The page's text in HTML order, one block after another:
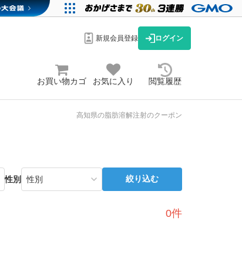
新規会員登録 ログイン
お買い物カゴ お気に入り 閲覧履歴
高知県の脂肪溶解注射のクーポン
性別 絞り込む
0件